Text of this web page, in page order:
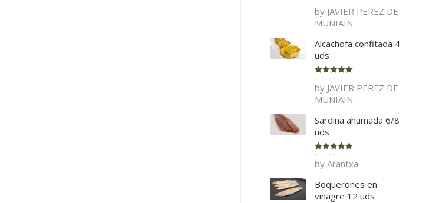
Rated 5
of 5
by JAVIER PEREZ DE
MUNIAIN
Alcachofa confitada 4
uds
Rated 5
of 5
by JAVIER PEREZ DE
MUNIAIN
Sardina ahumada 6/8
uds
Rated 5
of 5
by Arantxa
Boquerones en
vinagre 12 uds